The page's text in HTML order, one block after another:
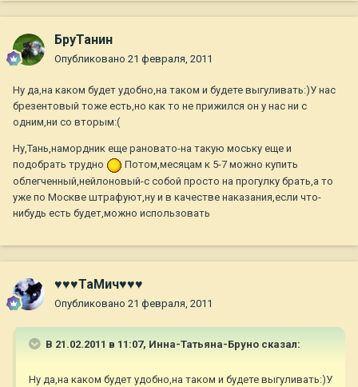
БруТанин
Опубликовано 21 февраля, 2011
Ну да,на каком будет удобно,на таком и будете выгуливать:)У нас
брезентовый тоже есть,но как то не прижился он у нас ни с
одним,ни со вторым:(
Ну,Тань,намордник еще рановато-на такую моську еще и
подобрать трудно
Потом,месяцам к 5-7 можно купить
облегченный,нейлоновый-с собой просто на прогулку брать,а то
уже по Москве штрафуют,ну и в качестве наказания,если что-
нибудь есть будет,можно использовать
♥♥♥ТаМич♥♥♥
Опубликовано 21 февраля, 2011
В 21.02.2011 в 11:07, Инна-Татьяна-Бруно сказал:
Ну да,на каком будет удобно,на таком и будете выгуливать:)У